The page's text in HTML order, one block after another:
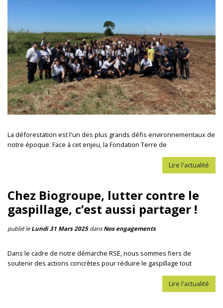
La déforestation est l'un des plus grands défis environnementaux de
notre époque. Face à cet enjeu, la Fondation Terre de
Lire l'actualité
Chez Biogroupe, lutter contre le
gaspillage, c’est aussi partager !
publié le Lundi 31 Mars 2025 dans Nos engagements
Dans le cadre de notre démarche RSE, nous sommes fiers de
soutenir des actions concrètes pour réduire le gaspillage tout
Lire l'actualité